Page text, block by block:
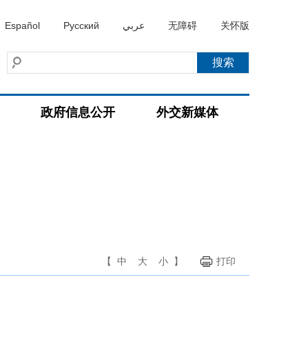
Español Русский عربي 无障碍 关怀版
政府信息公开 外交新媒体
【 中 大 小 】 打印